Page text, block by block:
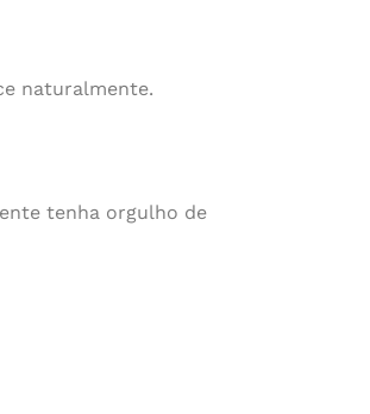
naturalmente.
tenha orgulho de